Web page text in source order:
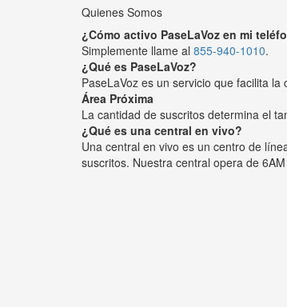
Quienes Somos
¿Cómo activo PaseLaVoz en mi
Simplemente llame al 855-940-1010.
¿Qué es PaseLaVoz?
PaseLaVoz es un servicio que facilita
Área Próxima
La cantidad de suscritos determina el
¿Qué es una central en vivo?
Una central en vivo es un centro de
suscritos. Nuestra central opera de